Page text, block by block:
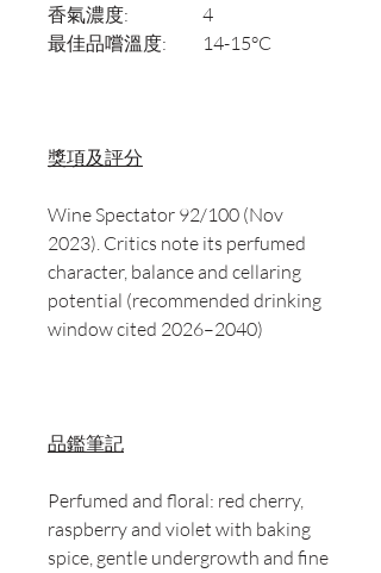
香氣濃度:
4
最佳品嚐溫度:
14-15°C
獎項及評分
Wine Spectator 92/100 (Nov
2023). Critics note its perfumed
character, balance and cellaring
potential (recommended drinking
window cited 2026–2040)
品鑑筆記
Perfumed and floral: red cherry,
raspberry and violet with baking
spice, gentle undergrowth and fine